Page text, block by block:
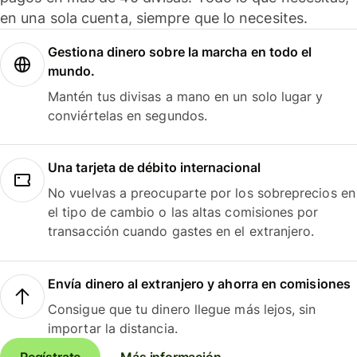
en una sola cuenta, siempre que lo necesites.
Gestiona dinero sobre la marcha en todo el
mundo.
Mantén tus divisas a mano en un solo lugar y
conviértelas en segundos.
Una tarjeta de débito internacional
No vuelvas a preocuparte por los sobreprecios en
el tipo de cambio o las altas comisiones por
transacción cuando gastes en el extranjero.
Envía dinero al extranjero y ahorra en comisiones
Consigue que tu dinero llegue más lejos, sin
importar la distancia.